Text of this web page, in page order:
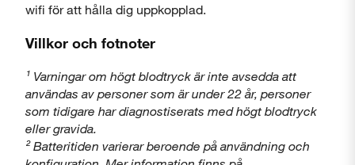
wifi för att hålla dig uppkopplad.
Villkor och fotnoter
¹ Varningar om högt blodtryck är inte avsedda att
användas av personer som är under 22 år, personer
som tidigare har diagnostiserats med högt blodtryck
eller gravida.
² Batteritiden varierar beroende på användning och